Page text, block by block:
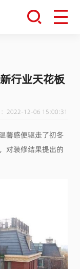
行业天花板
2022-12-06 15:00:31
馨感便驱走了初冬
对装修结果提出的